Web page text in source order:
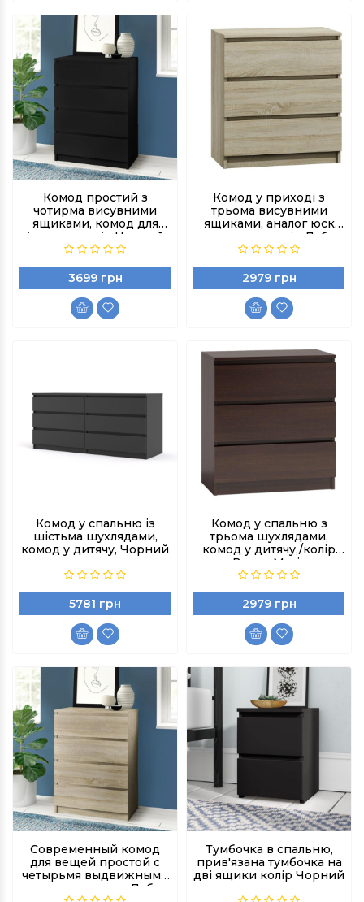
Комод простий з
чотирма висувними
ящиками, комод для
іграшок колір Чорний
3699 грн
Комод у приході з
трьома висувними
ящиками, аналог юск
комодом колір Дуб
сонна
2979 грн
Комод у спальню із
шістьма шухлядами,
комод у дитячу, Чорний
5781 грн
Комод у спальню з
трьома шухлядами,
комод у дитячу,/колір
Венге Магія
2979 грн
Современный комод
для вещей простой с
четырьмя выдвижными
ящиками цвет Дуб
Тумбочка в спальню,
прив'язана тумбочка на
дві ящики колір Чорний